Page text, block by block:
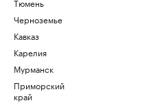
Черноземье
Кавказ
Карелия
Мурманск
Приморский
край